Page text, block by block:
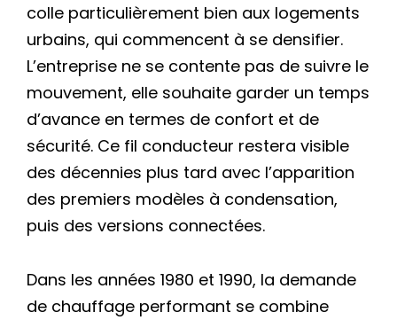
colle particulièrement bien aux logements
urbains, qui commencent à se densifier.
L’entreprise ne se contente pas de suivre le
mouvement, elle souhaite garder un temps
d’avance en termes de confort et de
sécurité. Ce fil conducteur restera visible
des décennies plus tard avec l’apparition
des premiers modèles à condensation,
puis des versions connectées.
Dans les années 1980 et 1990, la demande
de chauffage performant se combine